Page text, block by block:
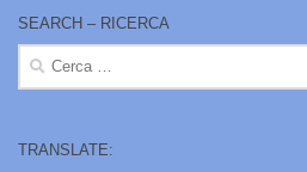
SEARCH – RICERCA
Ricerca
TRANSLATE: